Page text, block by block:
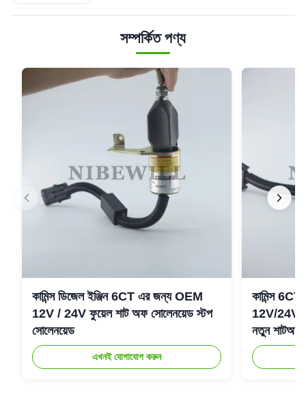
সম্পর্কিত পণ্য
কামিন্স ডিজেল ইঞ্জিন 6CT এর জন্য OEM
12V / 24V ফুয়েল শাট অফ সোলেনয়েড স্টপ
সোলেনয়েড
এখনই যোগাযোগ করুন
কামিন্স
12V/24V
নতুন শাটঅফ